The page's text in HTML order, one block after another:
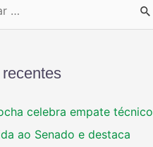
celebra empate técnico
ao Senado e destaca